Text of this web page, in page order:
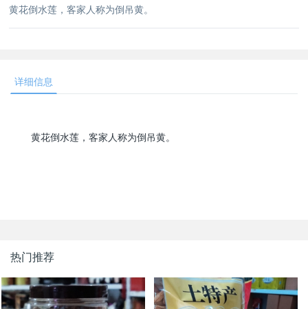
黄花倒水莲，客家人称为倒吊黄。
详细信息
黄花倒水莲，客家人称为倒吊黄。
热门推荐